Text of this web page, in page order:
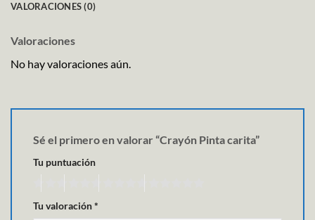
VALORACIONES (0)
Valoraciones
No hay valoraciones aún.
Sé el primero en valorar “Crayón Pinta carita”
Tu puntuación
Tu valoración*